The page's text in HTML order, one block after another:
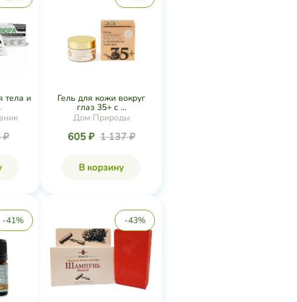
тела и
₽
Гель для кожи вокруг
глаз 35+ с ...
Дом Природы
605 ₽ 1 137 ₽
В корзину
-41% -43%